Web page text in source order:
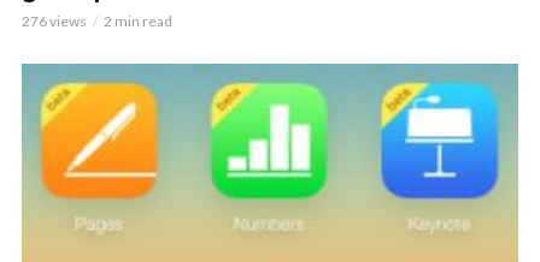
276 views 2 min read